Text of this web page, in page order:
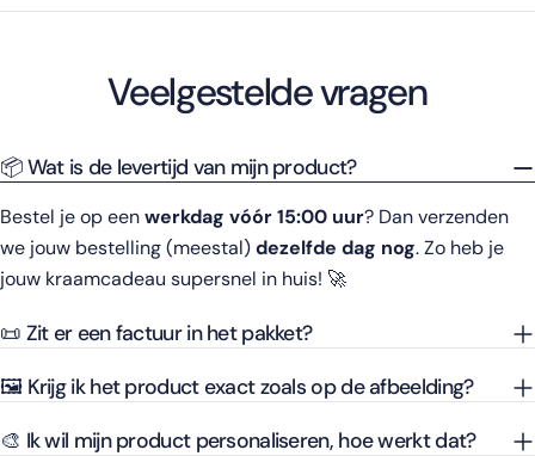
Veelgestelde vragen
📦 Wat is de levertijd van mijn product?
Bestel je op eenwerkdag vóór 15:00 uur? Dan verzenden
we jouw bestelling (meestal)dezelfde dag nog. Zo heb je
jouw kraamcadeau supersnel in huis! 🚀
📜 Zit er een factuur in het pakket?
🖼️ Krijg ik het product exact zoals op de afbeelding?
🎨 Ik wil mijn product personaliseren, hoe werkt dat?